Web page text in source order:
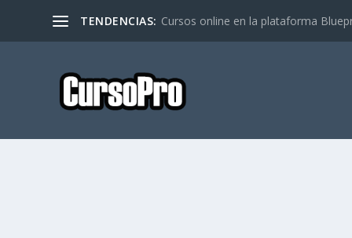
TENDENCIAS: Cursos online en la plataforma